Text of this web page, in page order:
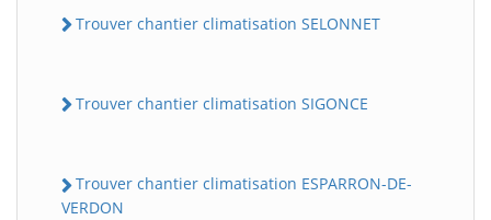
Trouver chantier climatisation SELONNET
Trouver chantier climatisation SIGONCE
Trouver chantier climatisation ESPARRON-DE-
VERDON